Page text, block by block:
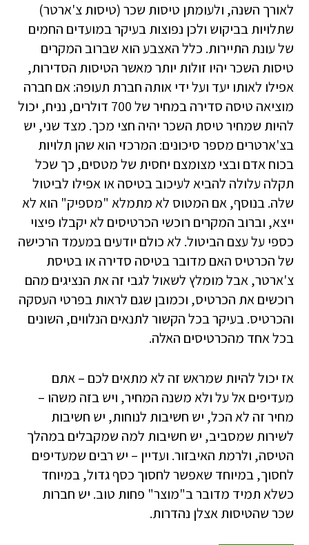
לאורך השנה, ולעומתן טיסות שכר (טיסות צ'ארטר)
שתלויות בביקוש ולכן נפוצות בעיקר במועדים החמים
של עונת התיירות. כלל האצבע הוא שברוב המקרים
טיסות השכר יהיו זולות יותר מאשר הטיסות הסדירות,
אפילו לאותו יעד ועל ידי אותה חברת תעופה: אם חברה
מוציאה טיסה סדירה במחיר של 700 דולרים, נניח, יכול
להיות שמחיר טיסת השכר יהיה חצי מכך. מצד שני, יש
בצ'ארטרים מספר סיכונים: המרכזי הוא שהן תלויות
בכוח אדם ובצי מצומצם יחסית של מטסים, כך שכל
תקלה עלולה להביא לעיכוב בטיסה או אפילו לביטול
שלה. בנוסף, אם המטוס לא מתמלא "מספיק" הוא לא
ייצא, וברוב המקרים רוכשי הכרטיסים לא יקבלו פיצוי
כספי על עצם הביטול. לא כולם יודעים במעמד הרכישה
של הכרטיס האם מדובר בטיסה סדירה או בטיסת
צ'ארטר, אבל מומלץ לשאול לגבי זה את הנציגים מהם
רוכשים את הכרטיס, וכמובן שגם לראות בפרטי העסקה
והכרטיס. בעיקר בכל הקשור לתנאים הנלווים, השונים
בכל אחד מהכרטיסים האלה.
אז יכול להיות שמראש זה לא מתאים לכם – אתם
מעדיפים אל על ולא משנה המחיר, ויש בזה משהו –
מחיר זה לא הכל, יש חשיבות לנוחות, יש חשיבות
לשירות שמסביב, יש חשיבות למה שמקבלים במהלך
הטיסה, ולרמת האיבזור. ועדיין – יש רבים שמעדיפים
לחסוך, במיוחד שאפשר לחסוך כסף גדול, במיוחד
כשלא תמיד מדובר ב"מוצר" פחות טוב. יש חברות
שכר שהטיסות אצלן נהדרות.